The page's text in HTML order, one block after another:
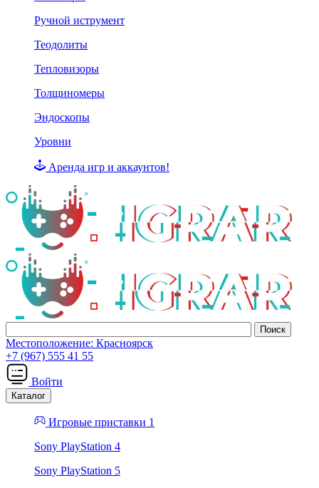
Ручной иструмент
Теодолиты
Тепловизоры
Толщиномеры
Эндоскопы
Уровни
Аренда игр и аккаунтов!
Местоположение: Красноярск
+7 (967) 555 41 55
Войти
Каталог
Игровые приставки 1
Sony PlayStation 4
Sony PlayStation 5